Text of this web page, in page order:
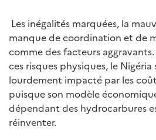
Les inégalités marquées, la
manque de coordination et de
comme des facteurs
ces risques physiques, le Nigéria
lourdement impacté par les
puisque son modèle
dépendant des hydrocarbures
réinventer.